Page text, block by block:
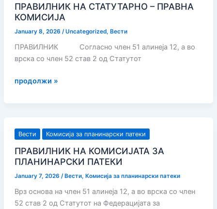
ПРАВИЛНИК НА СТАТУТАРНО – ПРАВНА
КОМИСИЈА
January 8, 2026 /Uncategorized, Вести
ПРАВИЛНИК Согласно член 51 алинеја 12, а во
врска со член 52 став 2 од Статутот
ПРАВИЛНИК
ПРАВНА
КОМИСИЈА
продолжи »
Вести Комисија за планинарски патеки
ПРАВИЛНИК НА КОМИСИЈАТА ЗА
ПЛАНИНАРСКИ ПАТЕКИ
January 7, 2026 /Вести, Комисија за планинарски патеки
Врз основа на член 51 алинеја 12, а во врска со член
52 став 2 од Статутот на Федерацијата за